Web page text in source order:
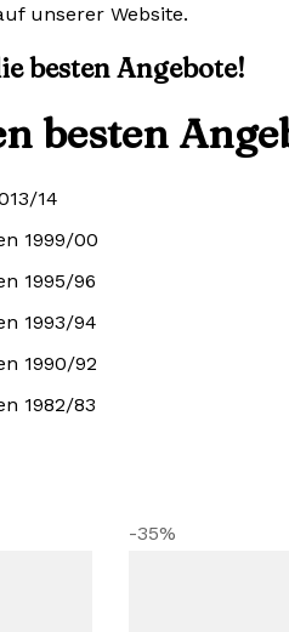
unserer Website.
besten Angebote!
besten
14
1999/00
1995/96
1993/94
1990/92
1982/83
-35%